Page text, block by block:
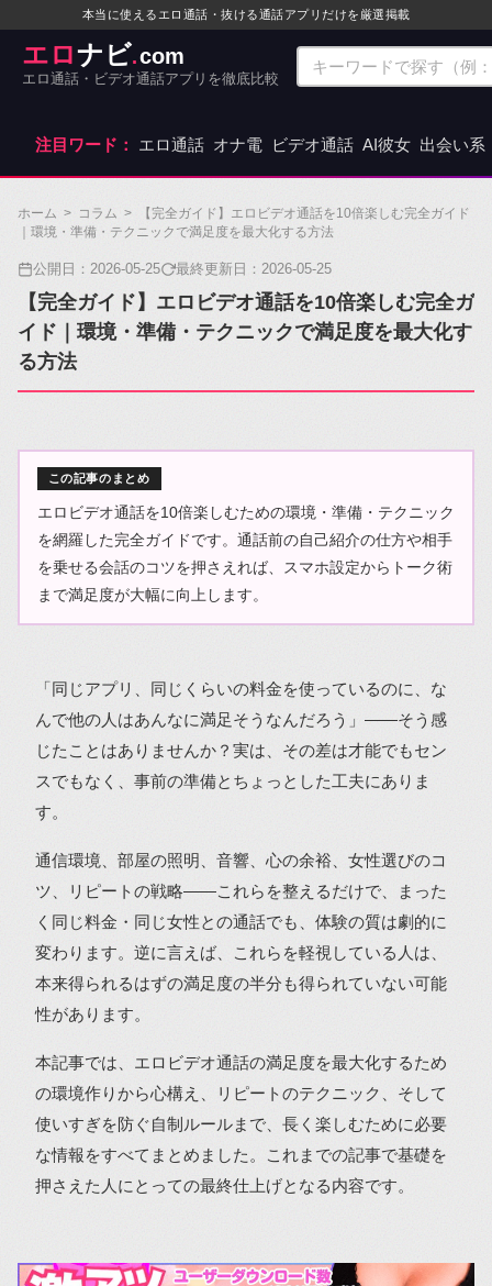
本当に使えるエロ通話・抜ける通話アプリだけを厳選掲載
エロナビ.com
エロ通話・ビデオ通話アプリを徹底比較
注目ワード： エロ通話 オナ電 ビデオ通話 AI彼女 出会い系
ホーム > コラム >
【完全ガイド】エロビデオ通話を10倍楽しむ完全ガイド
｜環境・準備・テクニックで満足度を最大化する方法
公開日： 2026-05-25 最終更新日： 2026-05-25
【完全ガイド】エロビデオ通話を10倍楽しむ完全ガ
イド｜環境・準備・テクニックで満足度を最大化す
る方法
この記事のまとめ
エロビデオ通話を10倍楽しむための環境・準備・テクニック
を網羅した完全ガイドです。通話前の自己紹介の仕方や相手
を乗せる会話のコツを押さえれば、スマホ設定からトーク術
まで満足度が大幅に向上します。
「同じアプリ、同じくらいの料金を使っているのに、な
んで他の人はあんなに満足そうなんだろう」――そう感
じたことはありませんか？実は、その差は才能でもセン
スでもなく、事前の準備とちょっとした工夫にありま
す。
通信環境、部屋の照明、音響、心の余裕、女性選びのコ
ツ、リピートの戦略――これらを整えるだけで、まった
く同じ料金・同じ女性との通話でも、体験の質は劇的に
変わります。逆に言えば、これらを軽視している人は、
本来得られるはずの満足度の半分も得られていない可能
性があります。
本記事では、エロビデオ通話の満足度を最大化するため
の環境作りから心構え、リピートのテクニック、そして
使いすぎを防ぐ自制ルールまで、長く楽しむために必要
な情報をすべてまとめました。これまでの記事で基礎を
押さえた人にとっての最終仕上げとなる内容です。